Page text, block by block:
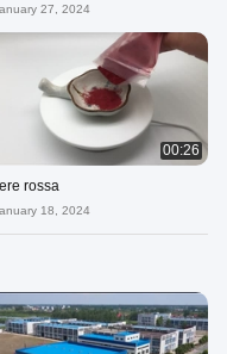
27, 2024
00:26
rossa
18, 2024